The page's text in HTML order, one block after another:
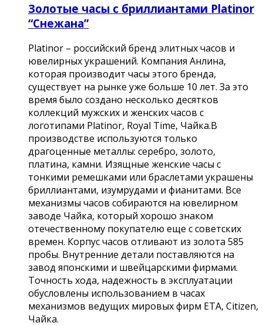
Золотые часы с бриллиантами Platinor
“Снежана”
Platinor – российский бренд элитных часов и
ювелирных украшений. Компания Анлина,
которая производит часы этого бренда,
существует на рынке уже больше 10 лет. За это
время было создано несколько десятков
коллекций мужских и женских часов с
логотипами Platinor, Royal Time, Чайка.В
производстве используются только
драгоценные металлы: серебро, золото,
платина, камни. Изящные женские часы с
тонкими ремешками или браслетами украшены
бриллиантами, изумрудами и фианитами. Все
механизмы часов собираются на ювелирном
заводе Чайка, который хорошо знаком
отечественному покупателю еще с советских
времен. Корпус часов отливают из золота 585
пробы. Внутренние детали поставляются на
завод японскими и швейцарскими фирмами.
Точность хода, надежность в эксплуатации
обусловлены использованием в часах
механизмов ведущих мировых фирм ETA, Citizen,
Чайка.